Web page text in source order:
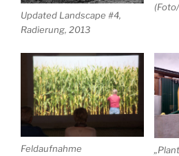
Updated Landscape #4,
Radierung, 2013
Feldaufnahme